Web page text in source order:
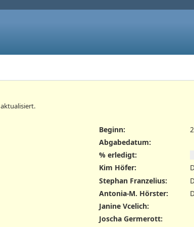
aktualisiert.
Beginn:
Abgabedatum:
% erledigt:
Kim Höfer:
Stephan Franzelius:
Antonia-M. Hörster:
Janine Vcelich:
Joscha Germerott: